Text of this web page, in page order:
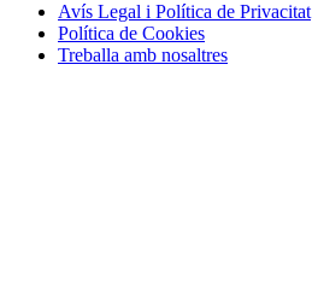
Avís Legal i Política de Privacitat
Política de Cookies
Treballa amb nosaltres